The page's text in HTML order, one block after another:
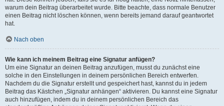
warum dein Beitrag überarbeitet wurde. Bitte beachte, dass normale Benutzer
einen Beitrag nicht löschen können, wenn bereits jemand darauf geantwortet
hat.
Nach oben
Wie kann ich meinem Beitrag eine Signatur anfügen?
Um eine Signatur an deinen Beitrag anzufügen, musst du zunächst eine
solche in den Einstellungen in deinem persönlichen Bereich entwerfen.
Nachdem du die Signatur erstellt und gespeichert hast, kannst du in jedem
Beitrag das Kästchen „Signatur anhängen“ aktivieren. Du kannst eine Signatur
auch hinzufügen, indem du in deinem persönlichen Bereich das